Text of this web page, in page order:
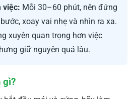
việc: Mỗi 30–60 phút, nên đứng
xoay vai nhẹ và nhìn ra xa.
xuyên quan trọng hơn việc
giữ nguyên quá lâu.
gì?